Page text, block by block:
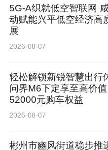
院长做总结讲话。他指
疗全流程、全院各岗位
环可控、持续改进，全
求，变被动整改为主动
基、质量第一、安全至
念，强调病历是医疗工
5G-A织就低空智联网
动赋能兴平低空经济高
展
2026-08-07
轻松解锁新锐智慧出行
问界M6下定享至高价值
52000元购车权益
2026-08-07
彬州市豳风街道稳步推